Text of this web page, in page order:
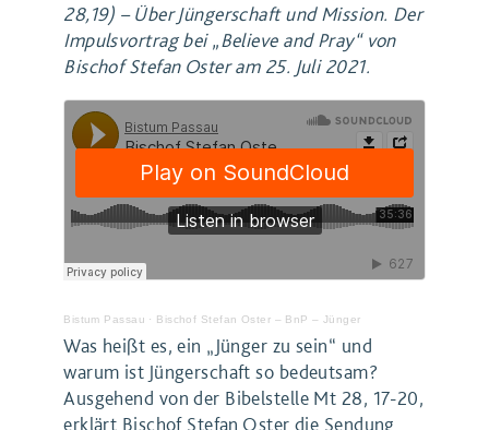
28,19) – Über Jüngerschaft und Mission. Der
Impulsvortrag bei „Believe and Pray“ von
Bischof Stefan Oster am 25. Juli 2021.
Bistum Passau · Bischof Stefan Oster – BnP – Jünger
Was heißt es, ein „Jünger zu sein“ und
warum ist Jüngerschaft so bedeutsam?
Ausgehend von der Bibelstelle Mt 28, 17-20,
erklärt Bischof Stefan Oster die Sendung